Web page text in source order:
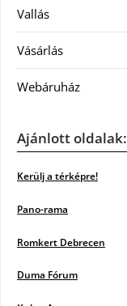
Vallás
Vásárlás
Webáruház
Ajánlott oldalak:
Kerülj a térképre!
Pano-rama
Romkert Debrecen
Duma Fórum